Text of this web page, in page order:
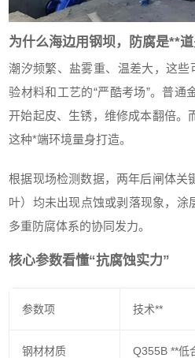
为什么海边用钢坝，防腐是**道
潮汐频繁、盐雾重、温差大，这些
验材料和工艺的“严酷考场”。普通
开始起皮、生锈，维修成本翻倍。
这种*端环境量身打造。
根据现场检测数据，两年后闸体关
叶）均未出现点蚀或剥落现象，涂
多重防腐体系的协同发力。
核心参数看懂“抗腐蚀实力”
参数项 技术**
钢材材质 Q355B **低